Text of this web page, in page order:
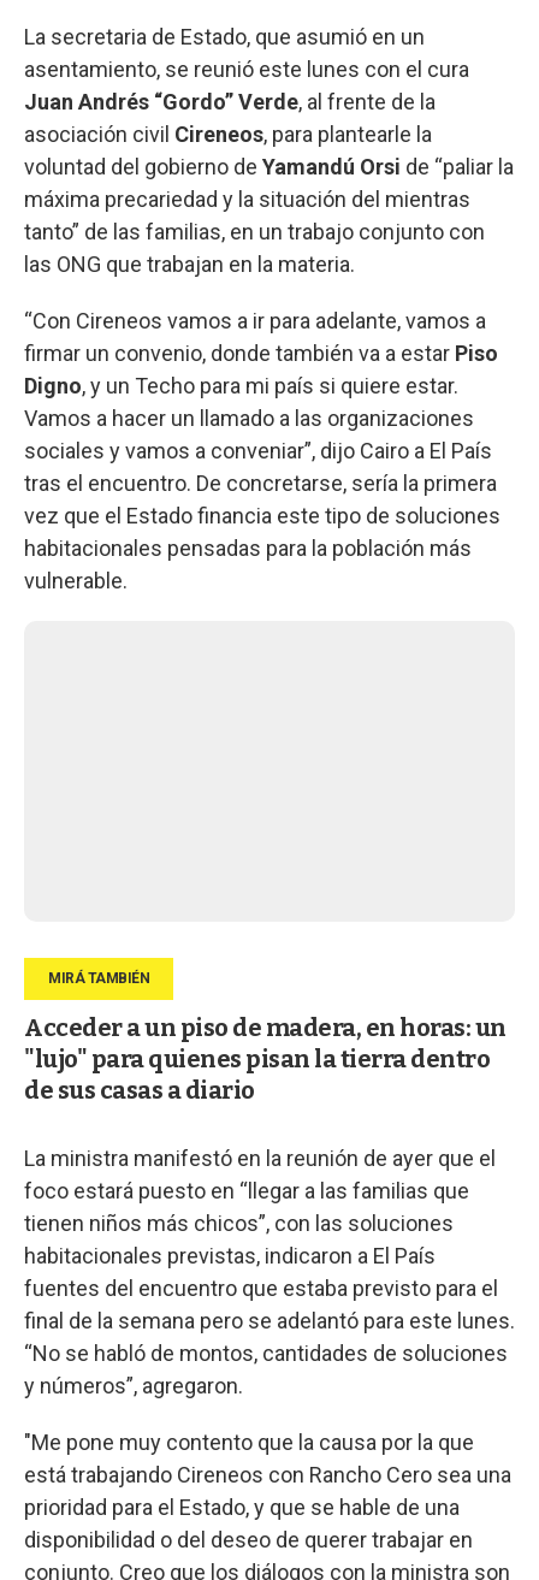
La secretaria de Estado, que asumió en un
asentamiento, se reunió este lunes con el cura
Juan Andrés “Gordo” Verde, al frente de la
asociación civil Cireneos, para plantearle la
voluntad del gobierno de Yamandú Orsi de “paliar la
máxima precariedad y la situación del mientras
tanto” de las familias, en un trabajo conjunto con
las ONG que trabajan en la materia.
“Con Cireneos vamos a ir para adelante, vamos a
firmar un convenio, donde también va a estar Piso
Digno, y un Techo para mi país si quiere estar.
Vamos a hacer un llamado a las organizaciones
sociales y vamos a conveniar”, dijo Cairo a El País
tras el encuentro. De concretarse, sería la primera
vez que el Estado financia este tipo de soluciones
habitacionales pensadas para la población más
vulnerable.
Acceder a un piso de madera, en horas: un
"lujo" para quienes pisan la tierra dentro
de sus casas a diario
La ministra manifestó en la reunión de ayer que el
foco estará puesto en “llegar a las familias que
tienen niños más chicos”, con las soluciones
habitacionales previstas, indicaron a El País
fuentes del encuentro que estaba previsto para el
final de la semana pero se adelantó para este lunes.
“No se habló de montos, cantidades de soluciones
y números”, agregaron.
"Me pone muy contento que la causa por la que
está trabajando Cireneos con Rancho Cero sea una
prioridad para el Estado, y que se hable de una
disponibilidad o del deseo de querer trabajar en
conjunto. Creo que los diálogos con la ministra son